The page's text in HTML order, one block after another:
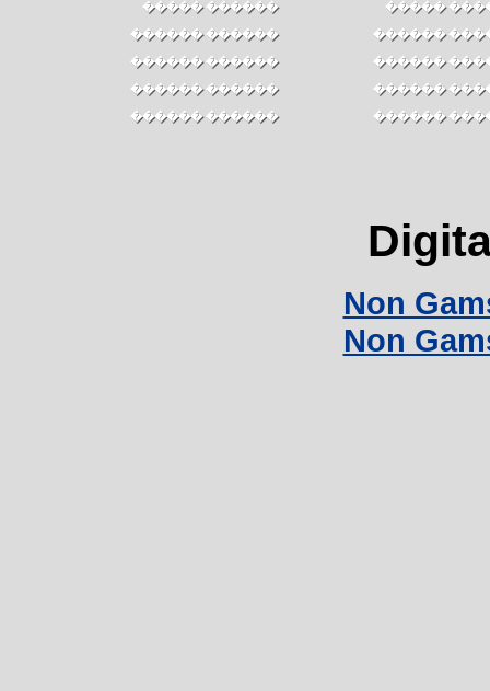
������ �����
������ ������
������ ������
������ ������
������ ������
������
������
������
������
������
Non
Non